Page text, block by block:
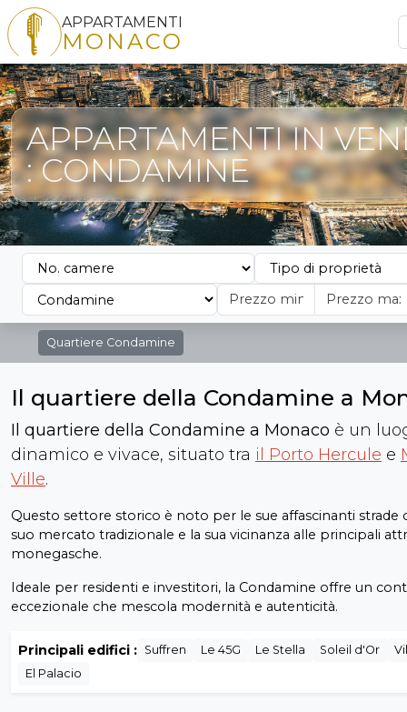
APPARTAMENTI
MONACO
APPARTAMENTI IN
: CONDAMINE
Quartiere Condamine
Il quartiere della Condamine a
Il quartiere della Condamine a Monaco è un
dinamico e vivace, situato tra il Porto Hercule e
Ville.
Questo settore storico è noto per le sue affascinanti strade
suo mercato tradizionale e la sua vicinanza alle principali
monegasche.
Ideale per residenti e investitori, la Condamine offre un
eccezionale che mescola modernità e autenticità.
Principali edifici : Suffren Le 45G Le Stella Soleil d'Or
El Palacio